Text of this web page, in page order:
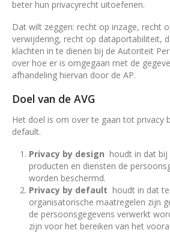
beter hun privacyrecht uitoefenen.
Dat wilt zeggen: recht op inzage, recht
verwijdering, recht op dataportabiliteit,
klachten in te dienen bij de Autoriteit
over hoe er is omgegaan met de
afhandeling hiervan door de AP.
Doel van de AVG
Het doel is om over te gaan tot privacy
default.
Privacy by design houdt in dat
producten en diensten de
worden beschermd.
Privacy by default houdt in dat
organisatorische maatregelen zijn
de persoonsgegevens verwerkt
zijn voor het bereiken van het